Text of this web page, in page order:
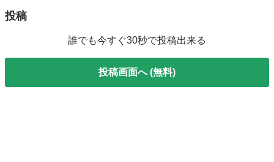
投稿
誰でも今すぐ30秒で投稿出来る
投稿画面へ (無料)